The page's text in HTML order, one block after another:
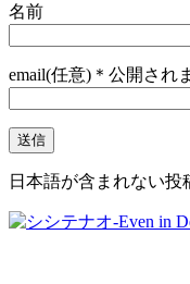
名前
email(任意)＊公開され
日本語が含まれない投